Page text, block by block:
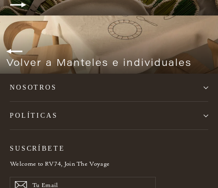
Volver a Manteles e individuales
NOSOTROS
POLÍTICAS
SUSCRÍBETE
Welcome to RV74, Join The Voyage
Tu
SUSCRIBESUSCRIBE